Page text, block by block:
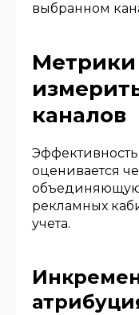
выбранном
Метрики
каналов
Эффективность
оценивается
объединяющую
рекламных
учета.